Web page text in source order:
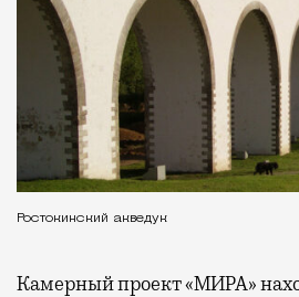
Ростокинский акведук
Камерный проект «МИРА»